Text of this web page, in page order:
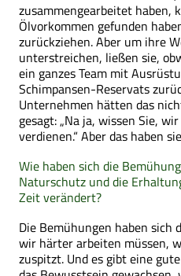
zusammengearbeitet haben,
Ölvorkommen gefunden
zurückziehen. Aber um ihre
unterstreichen, ließen sie,
ein ganzes Team mit
Schimpansen-Reservats
Unternehmen hätten das
gesagt: „Na ja, wissen Sie,
verdienen.“ Aber das haben
Wie haben sich die
Naturschutz und die
Zeit verändert?
Die Bemühungen haben sich
wir härter arbeiten müssen,
zuspitzt. Und es gibt eine